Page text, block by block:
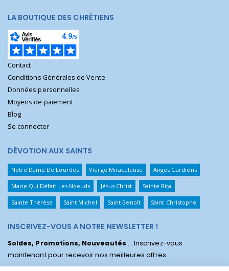
LA BOUTIQUE DES CHRÉTIENS
Contact
Conditions Générales de Vente
Données personnelles
Moyens de paiement
Blog
Se connecter
DÉVOTION AUX SAINTS
Notre Dame De Lourdes Vierge Miraculeuse Anges Gardiens
Marie Qui Défait Les Noeuds Jésus Christ Sainte Rita
Sainte Thérèse Saint Michel Saint Benoît Saint Christophe
INSCRIVEZ-VOUS A NOTRE NEWSLETTER !
Soldes, Promotions, Nouveautés ... Inscrivez-vous
maintenant pour recevoir nos meilleures offres.